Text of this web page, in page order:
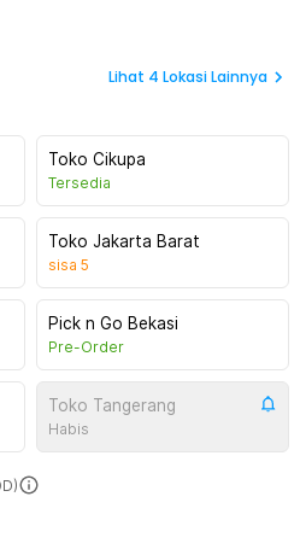
Lihat 4 Lokasi Lainnya
Toko Cikupa
Tersedia
Toko Jakarta Barat
sisa 5
Pick n Go Bekasi
Pre-Order
Toko Tangerang
Habis